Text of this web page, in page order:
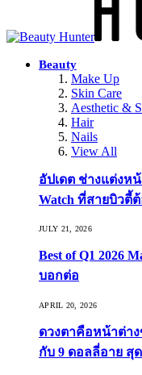
Beauty
Make Up
Skin Care
Aesthetic &
Hair
Nails
View All
อัปเดต ช่างแต่งหน้
Watch ที่สายบิวตี้
JULY 21, 2026
Best of Q1 2026
บอกต่อ
APRIL 20, 2026
ดวงตาคือหน้าต่า
กับ 9 ดอลลี่อาย สุ